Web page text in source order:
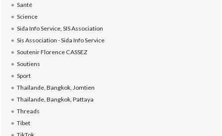
Santé
Science
Sida Info Service, SIS Association
Sis Association - Sida Info Service
Soutenir Florence CASSEZ
Soutiens
Sport
Thaïlande, Bangkok, Jomtien
Thaïlande, Bangkok, Pattaya
Threads
Tibet